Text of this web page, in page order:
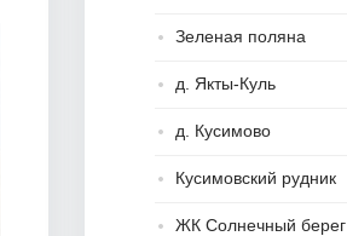
Зеленая поляна
д. Якты-Куль
д. Кусимово
Кусимовский рудник
ЖК Солнечный берег